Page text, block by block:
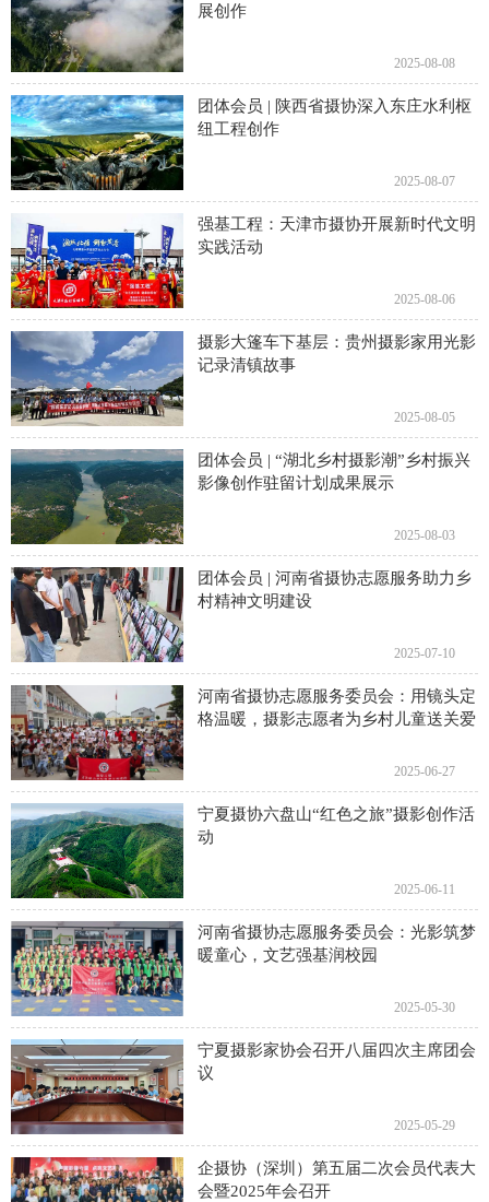
展创作
2025-08-08
团体会员 | 陕西省摄协深入东庄水利枢
纽工程创作
2025-08-07
强基工程：天津市摄协开展新时代文明
实践活动
2025-08-06
摄影大篷车下基层：贵州摄影家用光影
记录清镇故事
2025-08-05
团体会员 | “湖北乡村摄影潮”乡村振兴
影像创作驻留计划成果展示
2025-08-03
团体会员 | 河南省摄协志愿服务助力乡
村精神文明建设
2025-07-10
河南省摄协志愿服务委员会：用镜头定
格温暖，摄影志愿者为乡村儿童送关爱
2025-06-27
宁夏摄协六盘山“红色之旅”摄影创作活
动
2025-06-11
河南省摄协志愿服务委员会：光影筑梦
暖童心，文艺强基润校园
2025-05-30
宁夏摄影家协会召开八届四次主席团会
议
2025-05-29
企摄协（深圳）第五届二次会员代表大
会暨2025年会召开